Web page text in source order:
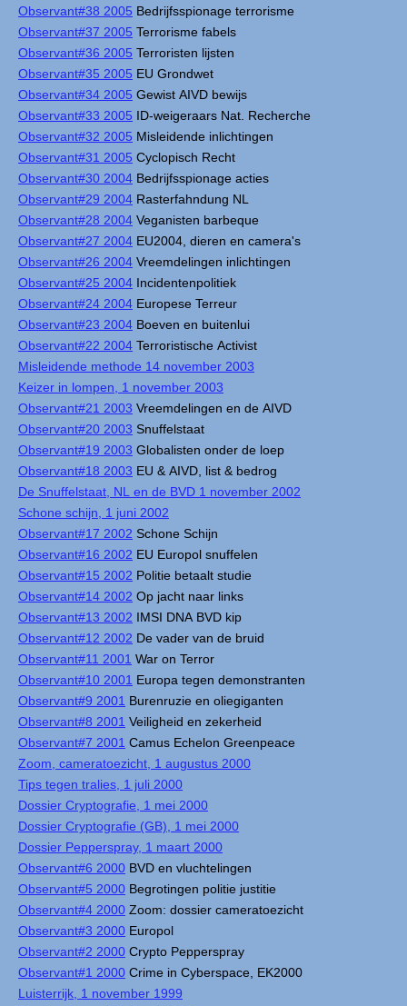
Observant#38 2005 Bedrijfsspionage terrorisme
Observant#37 2005 Terrorisme fabels
Observant#36 2005 Terroristen lijsten
Observant#35 2005 EU Grondwet
Observant#34 2005 Gewist AIVD bewijs
Observant#33 2005 ID-weigeraars Nat. Recherche
Observant#32 2005 Misleidende inlichtingen
Observant#31 2005 Cyclopisch Recht
Observant#30 2004 Bedrijfsspionage acties
Observant#29 2004 Rasterfahndung NL
Observant#28 2004 Veganisten barbeque
Observant#27 2004 EU2004, dieren en camera's
Observant#26 2004 Vreemdelingen inlichtingen
Observant#25 2004 Incidentenpolitiek
Observant#24 2004 Europese Terreur
Observant#23 2004 Boeven en buitenlui
Observant#22 2004 Terroristische Activist
Misleidende methode 14 november 2003
Keizer in lompen, 1 november 2003
Observant#21 2003 Vreemdelingen en de AIVD
Observant#20 2003 Snuffelstaat
Observant#19 2003 Globalisten onder de loep
Observant#18 2003 EU & AIVD, list & bedrog
De Snuffelstaat, NL en de BVD 1 november 2002
Schone schijn, 1 juni 2002
Observant#17 2002 Schone Schijn
Observant#16 2002 EU Europol snuffelen
Observant#15 2002 Politie betaalt studie
Observant#14 2002 Op jacht naar links
Observant#13 2002 IMSI DNA BVD kip
Observant#12 2002 De vader van de bruid
Observant#11 2001 War on Terror
Observant#10 2001 Europa tegen demonstranten
Observant#9 2001 Burenruzie en oliegiganten
Observant#8 2001 Veiligheid en zekerheid
Observant#7 2001 Camus Echelon Greenpeace
Zoom, cameratoezicht, 1 augustus 2000
Tips tegen tralies, 1 juli 2000
Dossier Cryptografie, 1 mei 2000
Dossier Cryptografie (GB), 1 mei 2000
Dossier Pepperspray, 1 maart 2000
Observant#6 2000 BVD en vluchtelingen
Observant#5 2000 Begrotingen politie justitie
Observant#4 2000 Zoom: dossier cameratoezicht
Observant#3 2000 Europol
Observant#2 2000 Crypto Pepperspray
Observant#1 2000 Crime in Cyberspace, EK2000
Luisterrijk, 1 november 1999